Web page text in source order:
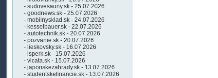
- sudovesauny.sk - 25.07.2026
- goodnews.sk - 25.07.2026
- mobilnysklad.sk - 24.07.2026
- kesselbauer.sk - 22.07.2026
- autotechnik.sk - 20.07.2026
- pozvanie.sk - 20.07.2026
- lieskovsky.sk - 16.07.2026
- isperk.sk - 15.07.2026
- vlcata.sk - 15.07.2026
- japonskezahrady.sk - 13.07.2026
- studentskefinancie.sk - 13.07.2026